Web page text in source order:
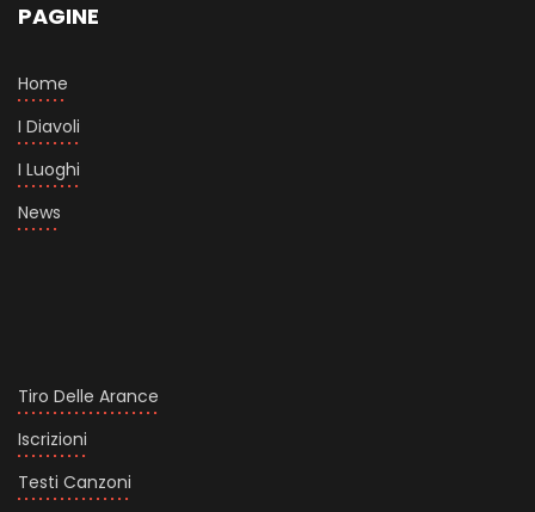
PAGINE
Home
I Diavoli
I Luoghi
News
Tiro Delle Arance
Iscrizioni
Testi Canzoni